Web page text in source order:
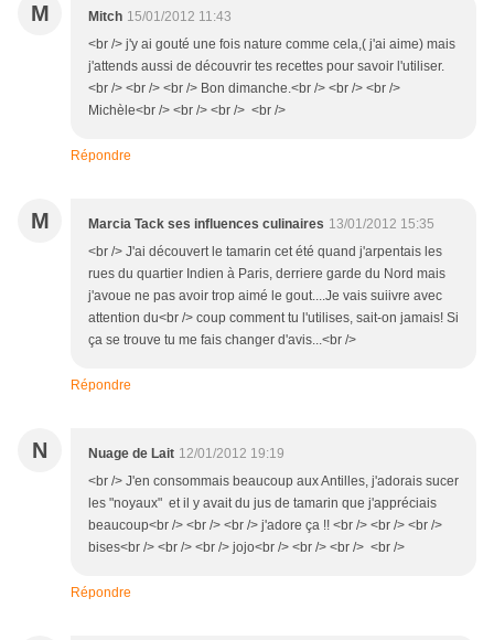
M Mitch 15/01/2012 11:43
<br /> j'y ai gouté une fois nature comme cela,( j'ai aime) mais
j'attends aussi de découvrir tes recettes pour savoir l'utiliser.
<br /> <br /> <br /> Bon dimanche.<br /> <br /> <br />
Michèle<br /> <br /> <br /> <br />
Répondre
M Marcia Tack ses influences culinaires 13/01/2012 15:35
<br /> J'ai découvert le tamarin cet été quand j'arpentais les
rues du quartier Indien à Paris, derriere garde du Nord mais
j'avoue ne pas avoir trop aimé le gout....Je vais suiivre avec
attention du<br /> coup comment tu l'utilises, sait-on jamais! Si
ça se trouve tu me fais changer d'avis...<br />
Répondre
N Nuage de Lait 12/01/2012 19:19
<br /> J'en consommais beaucoup aux Antilles, j'adorais sucer
les "noyaux" et il y avait du jus de tamarin que j'appréciais
beaucoup<br /> <br /> <br /> j'adore ça !! <br /> <br /> <br />
bises<br /> <br /> <br /> jojo<br /> <br /> <br /> <br />
Répondre